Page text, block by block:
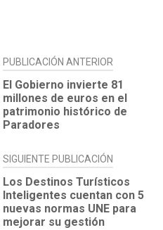
NAVEGACIÓN
DE
ENTRADAS
PUBLICACIÓN ANTERIOR
El Gobierno invierte 81
millones de euros en el
patrimonio histórico de
Paradores
SIGUIENTE PUBLICACIÓN
Los Destinos Turísticos
Inteligentes cuentan con 5
nuevas normas UNE para
mejorar su gestión